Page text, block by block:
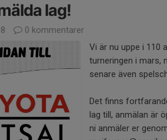
lag!
0 kommentarer
Vi är nu uppe i 110
turneringen i mars,
senare även
Det finns
lag till, anmälan är
ni anmäler er